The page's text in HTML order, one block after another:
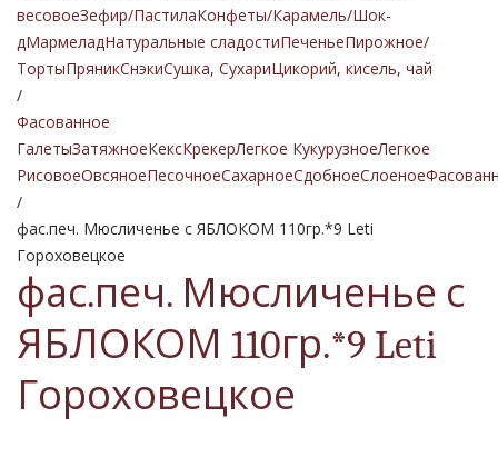
весовоеЗефир/ПастилаКонфеты/Карамель/Шок-
дМармеладНатуральные сладостиПеченьеПирожное/
ТортыПряникСнэкиСушка, СухариЦикорий, кисель, чай
/
Фасованное
ГалетыЗатяжноеКексКрекерЛегкое КукурузноеЛегкое
РисовоеОвсяноеПесочноеСахарноеСдобноеСлоеное
/
фас.печ. Мюсличенье с ЯБЛОКОМ 110гр.*9 Leti
Гороховецкое
фас.печ. Мюсличенье с
ЯБЛОКОМ 110гр.*9 Leti
Гороховецкое